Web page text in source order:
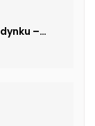
–
wymianę